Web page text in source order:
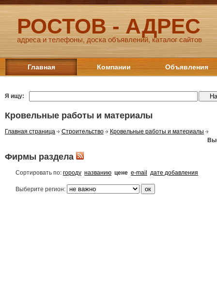
РОСТОВ - АДРЕС
адреса и телефоны, доска объявлений, каталог сайтов
Главная Компании Объявления
Я ищу:
Кровельные работы и материалы
Главная страница Строительство
Кровельные работы и материалы
Фирмы раздела
Сортировать по: городу названию цене e-mail дате добавления
Выберите регион: